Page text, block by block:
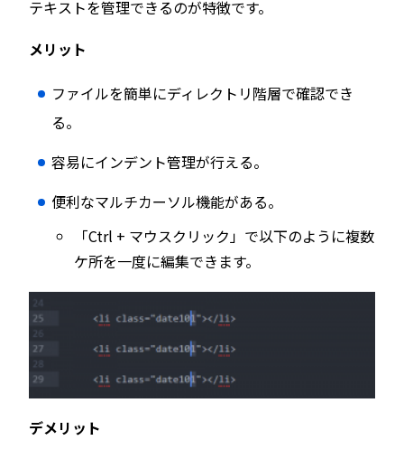
テキストを管理できるのが特徴です。
メリット
ファイルを簡単にディレクトリ階層で確認でき
る。
容易にインデント管理が行える。
便利なマルチカーソル機能がある。
「Ctrl + マウスクリック」で以下のように複数
ケ所を一度に編集できます。
デメリット